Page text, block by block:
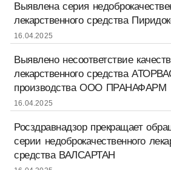
Выявлена серия
лекарственного средства
16.04.2025
Выявлено несоответствие
лекарственного средства
производства ООО ПРАНАФАРМ
16.04.2025
Росздравнадзор прекращает
серии недоброкачественного
средства ВАЛСАРТАН